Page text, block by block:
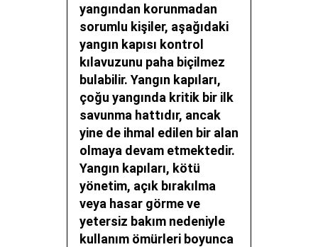
yangından korunmadan
sorumlu kişiler, aşağıdaki
yangın kapısı kontrol
kılavuzunu paha biçilmez
bulabilir. Yangın kapıları,
çoğu yangında kritik bir ilk
savunma hattıdır, ancak
yine de ihmal edilen bir alan
olmaya devam etmektedir.
Yangın kapıları, kötü
yönetim, açık bırakılma
veya hasar görme ve
yetersiz bakım nedeniyle
kullanım ömürleri boyunca